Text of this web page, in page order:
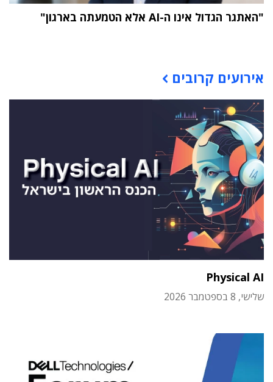
"האתגר הגדול אינו ה-AI אלא הטמעתה בארגון"
אירועים קרובים
Physical AI
שלישי, 8 בספטמבר 2026